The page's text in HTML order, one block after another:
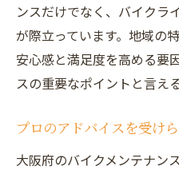
ンスだけでなく、バイクラ
が際立っています。地域の
安心感と満足度を高める要
スの重要なポイントと言え
プロのアドバイスを受け
大阪府のバイクメンテナン